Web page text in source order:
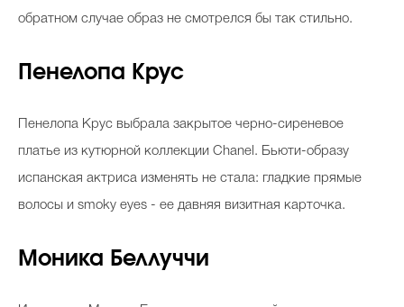
обратном случае образ не смотрелся бы так стильно.
Пенелопа Крус
Пенелопа Крус выбрала закрытое черно-сиреневое
платье из кутюрной коллекции Chanel. Бьюти-образу
испанская актриса изменять не стала: гладкие прямые
волосы и smoky eyes - ее давняя визитная карточка.
Моника Беллуччи